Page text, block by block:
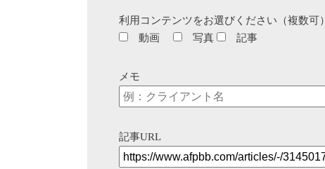
利用コンテンツをお選びください（複数可）
動画
写真 記事
メモ
記事URL